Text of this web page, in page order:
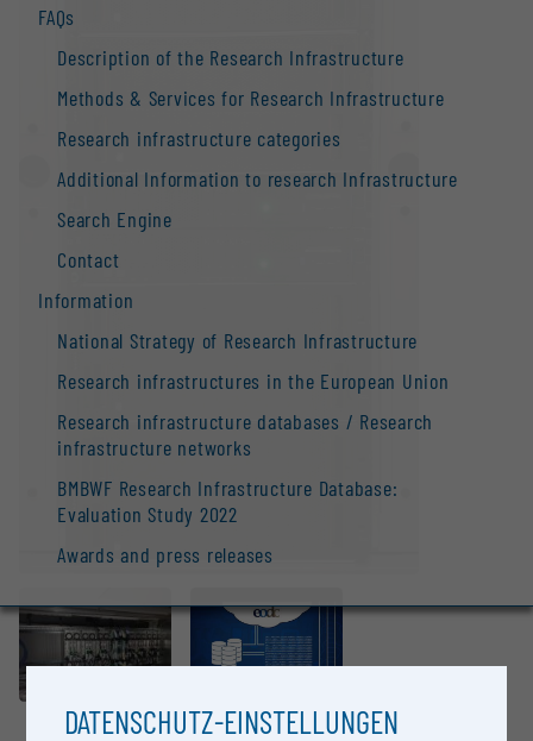
FAQs
Description of the Research Infrastructure
Methods & Services for Research Infrastructure
Research infrastructure categories
Additional Information to research Infrastructure
Search Engine
Contact
Information
National Strategy of Research Infrastructure
Research infrastructures in the European Union
Research infrastructure databases / Research
infrastructure networks
BMBWF Research Infrastructure Database:
Evaluation Study 2022
Awards and press releases
DATENSCHUTZ-EINSTELLUNGEN